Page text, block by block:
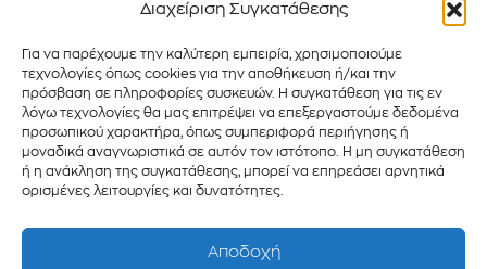
Διαχείριση Συγκατάθεσης
Για να παρέχουμε την καλύτερη εμπειρία, χρησιμοποιούμε
τεχνολογίες όπως cookies για την αποθήκευση ή/και την
πρόσβαση σε πληροφορίες συσκευών. Η συγκατάθεση για τις εν
λόγω τεχνολογίες θα μας επιτρέψει να επεξεργαστούμε δεδομένα
προσωπικού χαρακτήρα, όπως συμπεριφορά περιήγησης ή
μοναδικά αναγνωριστικά σε αυτόν τον ιστότοπο. Η μη συγκατάθεση
ή η ανάκληση της συγκατάθεσης, μπορεί να επηρεάσει αρνητικά
ορισμένες λειτουργίες και δυνατότητες.
Αποδοχή
Copyright 2025
Δήλωση
Δεδομένων
Προσωπικού